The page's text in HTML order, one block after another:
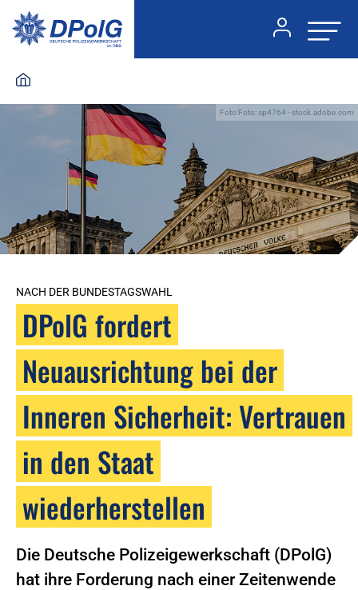
Foto:Foto: sp4764 - stock.adobe.com
NACH DER BUNDESTAGSWAHL
DPolG fordert
Neuausrichtung bei der
Inneren Sicherheit: Vertrauen
in den Staat
wiederherstellen
Die Deutsche Polizeigewerkschaft (DPolG)
hat ihre Forderung nach einer Zeitenwende